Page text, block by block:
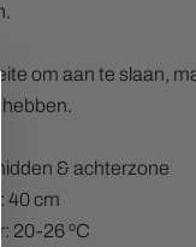
om aan te slaan,
& achterzone
40 cm
20-26 ºC